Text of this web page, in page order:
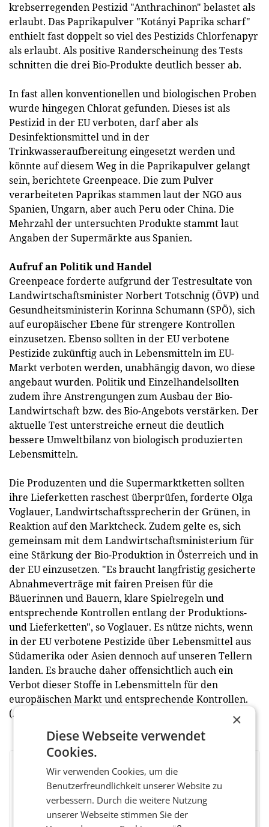
krebserregenden Pestizid "Anthrachinon" belastet als
erlaubt. Das Paprikapulver "Kotányi Paprika scharf"
enthielt fast doppelt so viel des Pestizids Chlorfenapyr
als erlaubt. Als positive Randerscheinung des Tests
schnitten die drei Bio-Produkte deutlich besser ab.
In fast allen konventionellen und biologischen Proben
wurde hingegen Chlorat gefunden. Dieses ist als
Pestizid in der EU verboten, darf aber als
Desinfektionsmittel und in der
Trinkwasseraufbereitung eingesetzt werden und
könnte auf diesem Weg in die Paprikapulver gelangt
sein, berichtete Greenpeace. Die zum Pulver
verarbeiteten Paprikas stammen laut der NGO aus
Spanien, Ungarn, aber auch Peru oder China. Die
Mehrzahl der untersuchten Produkte stammt laut
Angaben der Supermärkte aus Spanien.
Aufruf an Politik und Handel
Greenpeace forderte aufgrund der Testresultate von
Landwirtschaftsminister Norbert Totschnig (ÖVP) und
Gesundheitsministerin Korinna Schumann (SPÖ), sich
auf europäischer Ebene für strengere Kontrollen
einzusetzen. Ebenso sollten in der EU verbotene
Pestizide zukünftig auch in Lebensmitteln im EU-
Markt verboten werden, unabhängig davon, wo diese
angebaut wurden. Politik und Einzelhandelsollten
zudem ihre Anstrengungen zum Ausbau der Bio-
Landwirtschaft bzw. des Bio-Angebots verstärken. Der
aktuelle Test unterstreiche erneut die deutlich
bessere Umweltbilanz von biologisch produzierten
Lebensmitteln.
Die Produzenten und die Supermarktketten sollten
ihre Lieferketten raschest überprüfen, forderte Olga
Voglauer, Landwirtschaftssprecherin der Grünen, in
Reaktion auf den Marktcheck. Zudem gelte es, sich
gemeinsam mit dem Landwirtschaftsministerium für
eine Stärkung der Bio-Produktion in Österreich und in
der EU einzusetzen. "Es braucht langfristig gesicherte
Abnahmeverträge mit fairen Preisen für die
Bäuerinnen und Bauern, klare Spielregeln und
entsprechende Kontrollen entlang der Produktions-
und Lieferketten", so Voglauer. Es nütze nichts, wenn
in der EU verbotene Pestizide über Lebensmittel aus
Südamerika oder Asien dennoch auf unseren Tellern
landen. Es brauche daher offensichtlich auch ein
Verbot dieser Stoffe in Lebensmitteln für den
europäischen Markt und entsprechende Kontrollen.
(APA)
BEWERTEN SIE DIESEN ARTIKEL
×
Diese Webseite verwendet
Cookies.
Wir verwenden Cookies, um die
Benutzerfreundlichkeit unserer Website zu
verbessern. Durch die weitere Nutzung
unserer Webseite stimmen Sie der